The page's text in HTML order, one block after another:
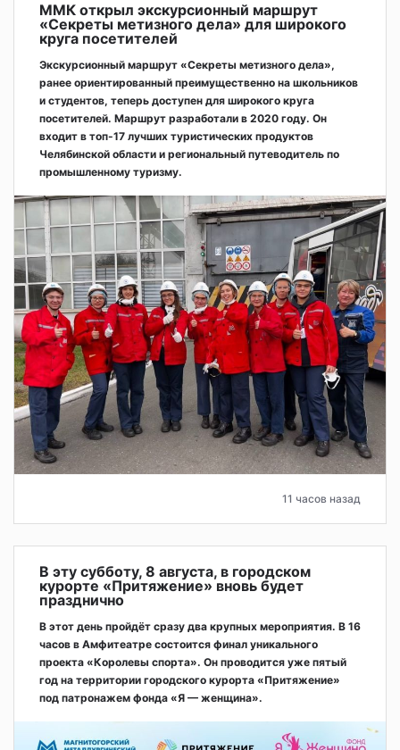
ММК открыл экскурсионный маршрут
«Секреты метизного дела» для широкого
круга посетителей
Экскурсионный маршрут «Секреты метизного дела»,
ранее ориентированный преимущественно на школьников
и студентов, теперь доступен для широкого круга
посетителей. Маршрут разработали в 2020 году. Он
входит в топ-17 лучших туристических продуктов
Челябинской области и региональный путеводитель по
промышленному туризму.
11 часов назад
В эту субботу, 8 августа, в городском
курорте «Притяжение» вновь будет
празднично
В этот день пройдёт сразу два крупных мероприятия. В 16
часов в Амфитеатре состоится финал уникального
проекта «Королевы спорта». Он проводится уже пятый
год на территории городского курорта «Притяжение»
под патронажем фонда «Я — женщина».